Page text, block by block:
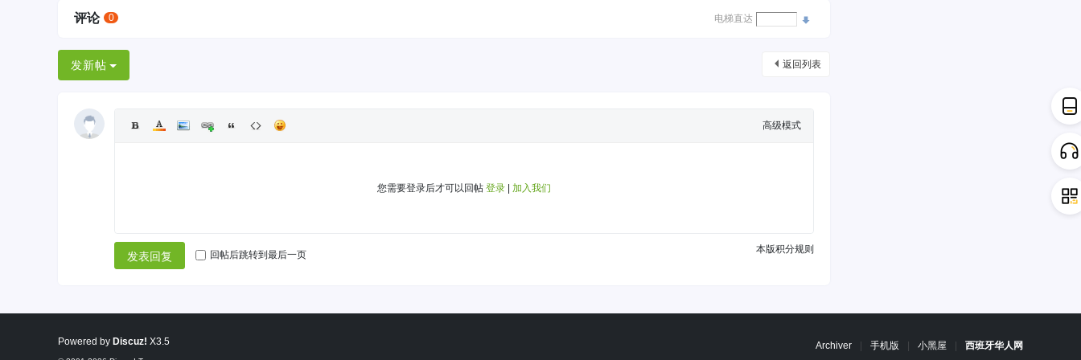
评论 0 电梯直达
返回列表
发新帖
高级模式
您需要登录后才可以回帖 登录 加入我们
本版积分规则
发表回复 回帖后跳转到最后一页
Archiver 手机版 小黑屋 西班牙华人网
Powered by Discuz! X3.5